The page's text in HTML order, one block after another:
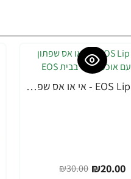
EOS Lip Balm - אי או אס שפתון לחות בטעם אוכמניות - בבית EOS
₪20.00
₪30.00